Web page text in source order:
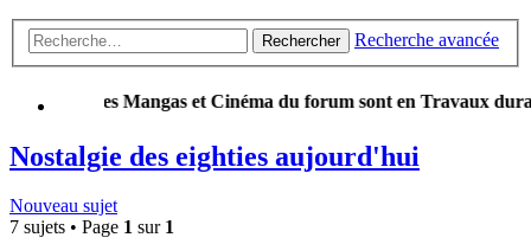
Rechercher Recherche avancée
Mangas et Cinéma du forum sont en Travaux durant
Nostalgie des eighties aujourd'hui
Nouveau sujet
7 sujets • Page 1 sur 1